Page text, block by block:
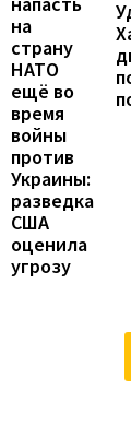
на
страну
НАТО
ещё во
время
войны
против
Украины:
разведка
США
оценила
угрозу